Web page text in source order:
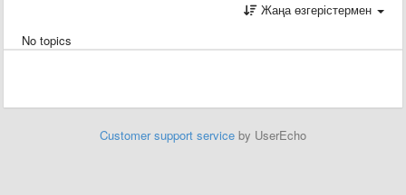
Жаңа өзгерістермен
No topics
Customer support service by UserEcho